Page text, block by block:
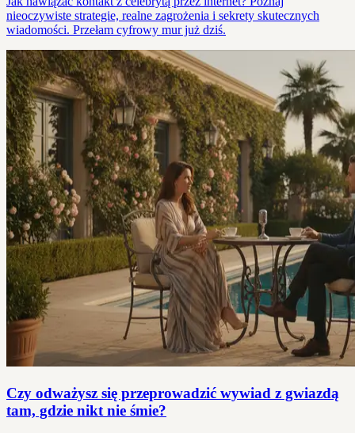
nieoczywiste strategie, realne zagrożenia i sekrety skutecznych
wiadomości. Przełam cyfrowy mur już dziś.
Czy odważysz się przeprowadzić wywiad z gwiazdą
tam, gdzie nikt nie śmie?